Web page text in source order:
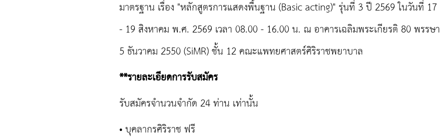
มาตรฐาน เรื่อง "หลักสูตรการแสดงพื้นฐาน (Basic acting)" รุ่นที่ 3 ปี 2569 ในวันที่ 17
- 19 สิงหาคม พ.ศ. 2569 เวลา 08.00 - 16.00 น. ณ อาคารเฉลิมพระเกียรติ 80 พรรษา
5 ธันวาคม 2550 (SiMR) ชั้น 12 คณะแพทยศาสตร์ศิริราชพยาบาล
**รายละเอียดการรับสมัคร
รับสมัครจำนวนจำกัด 24 ท่าน เท่านั้น
• บุคลากรศิริราช ฟรี